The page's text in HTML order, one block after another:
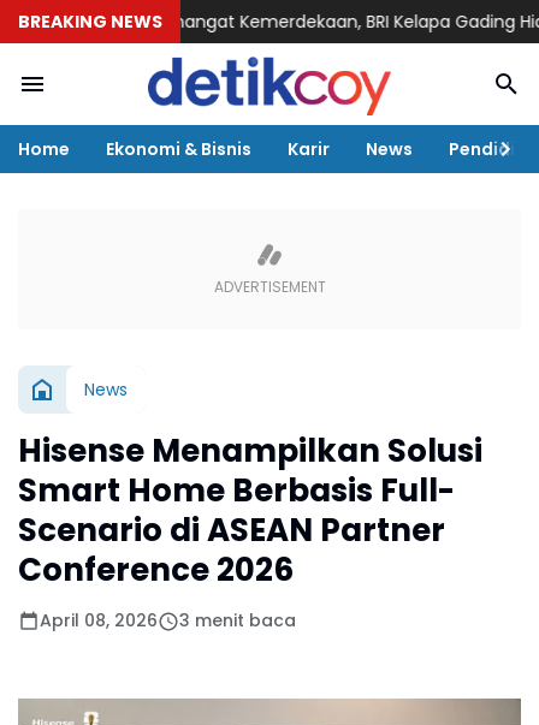
BREAKING NEWS
Semangat Kemerdekaan, BRI Kelapa Gading Hiasi
Home Ekonomi & Bisnis Karir News
News
Hisense Menampilkan Solusi
Smart Home Berbasis Full-
Scenario di ASEAN Partner
Conference 2026
April 08, 2026 3 menit baca